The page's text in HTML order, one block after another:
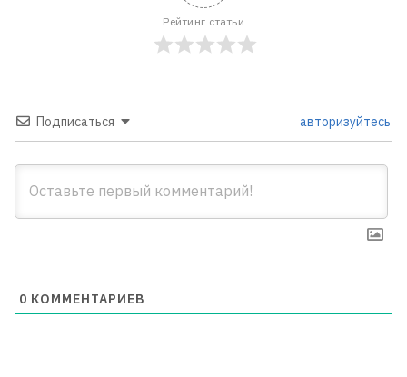
Рейтинг статьи
Подписаться авторизуйтесь
0 КОММЕНТАРИЕВ